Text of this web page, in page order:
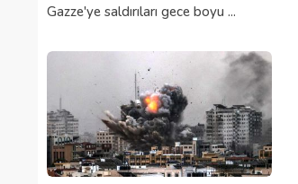
Gazze'ye saldırıları gece boyu ...